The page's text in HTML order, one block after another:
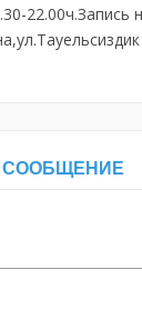
22.00ч.Запись
СООБЩЕНИЕ